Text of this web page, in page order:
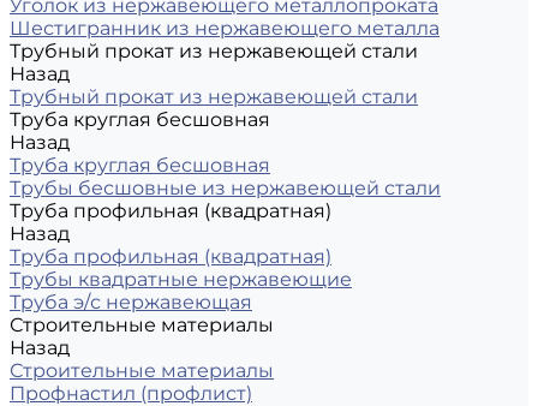
Уголок из нержавеющего металлопроката
Шестигранник из нержавеющего металла
Трубный прокат из нержавеющей стали
Назад
Трубный прокат из нержавеющей стали
Труба круглая бесшовная
Назад
Труба круглая бесшовная
Трубы бесшовные из нержавеющей стали
Труба профильная (квадратная)
Назад
Труба профильная (квадратная)
Трубы квадратные нержавеющие
Труба э/с нержавеющая
Строительные материалы
Назад
Строительные материалы
Профнастил (профлист)